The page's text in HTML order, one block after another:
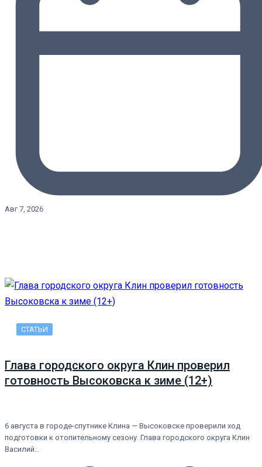
Авг 7, 2026
СТАТЬИ
Глава городского округа Клин проверил
готовность Высоковска к зиме (12+)
6 августа в городе-спутнике Клина — Высоковске проверили ход
подготовки к отопительному сезону. Глава городского округа Клин
Василий…